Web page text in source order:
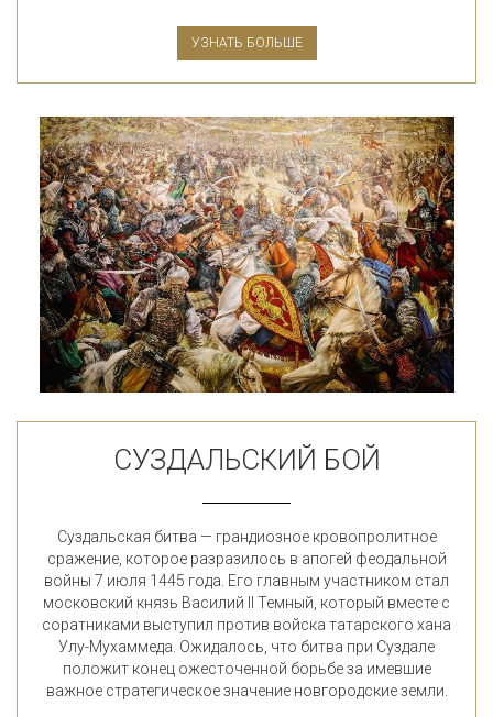
УЗНАТЬ БОЛЬШЕ
СУЗДАЛЬСКИЙ БОЙ
Суздальская битва — грандиозное кровопролитное
сражение, которое разразилось в апогей феодальной
войны 7 июля 1445 года. Его главным участником стал
московский князь Василий II Темный, который вместе с
соратниками выступил против войска татарского хана
Улу-Мухаммеда. Ожидалось, что битва при Суздале
положит конец ожесточенной борьбе за имевшие
важное стратегическое значение новгородские земли.